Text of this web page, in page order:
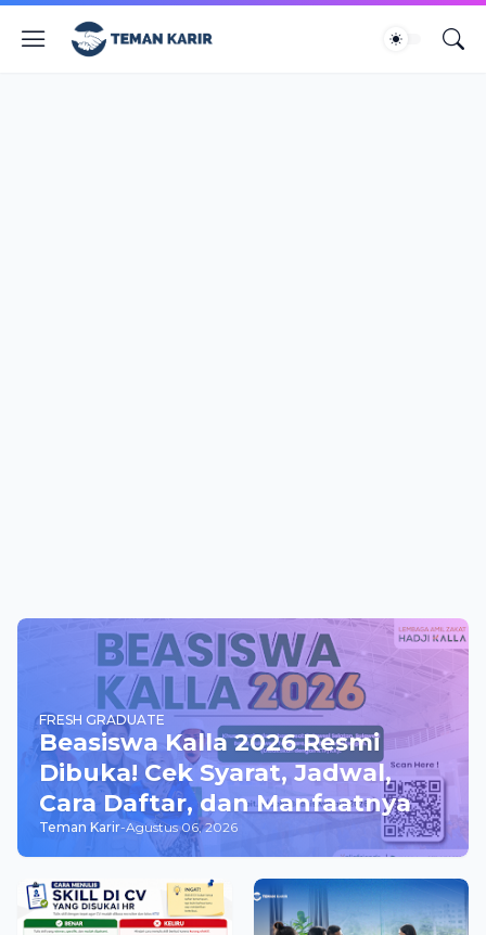
FRESH GRADUATE
Beasiswa Kalla 2026 Resmi
Dibuka! Cek Syarat, Jadwal,
Cara Daftar, dan Manfaatnya
Teman Karir-Agustus 06, 2026